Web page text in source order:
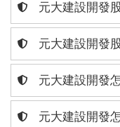
元大建設開發
元大建設開發
元大建設開發
元大建設開發